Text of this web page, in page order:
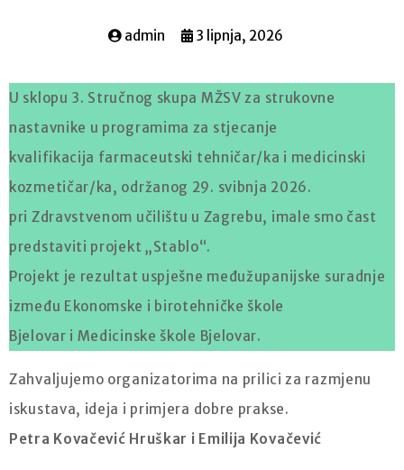
admin 3 lipnja, 2026
U sklopu 3. Stručnog skupa MŽSV za strukovne
nastavnike u programima za stjecanje
kvalifikacija farmaceutski tehničar/ka i medicinski
kozmetičar/ka, održanog 29. svibnja 2026.
pri Zdravstvenom učilištu u Zagrebu, imale smo čast
predstaviti projekt „Stablo“.
Projekt je rezultat uspješne međužupanijske suradnje
između Ekonomske i birotehničke škole
Bjelovar i Medicinske škole Bjelovar.
Zahvaljujemo organizatorima na prilici za razmjenu
iskustava, ideja i primjera dobre prakse.
Petra Kovačević Hruškar i Emilija Kovačević